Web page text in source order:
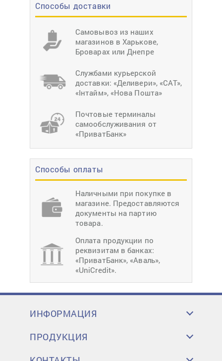
Способы доставки
Самовывоз из наших
магазинов в Харькове,
Броварах или Днепре
Службами курьерской
доставки: «Деливери», «САТ»,
«Інтайм», «Нова Пошта»
Почтовые терминалы
самообслуживания от
«ПриватБанк»
Способы оплаты
Наличными при покупке в
магазине. Предоставляются
документы на партию
товара.
Оплата продукции по
реквизитам в банках:
«ПриватБанк», «Аваль»,
«UniCredit».
ИНФОРМАЦИЯ
ПРОДУКЦИЯ